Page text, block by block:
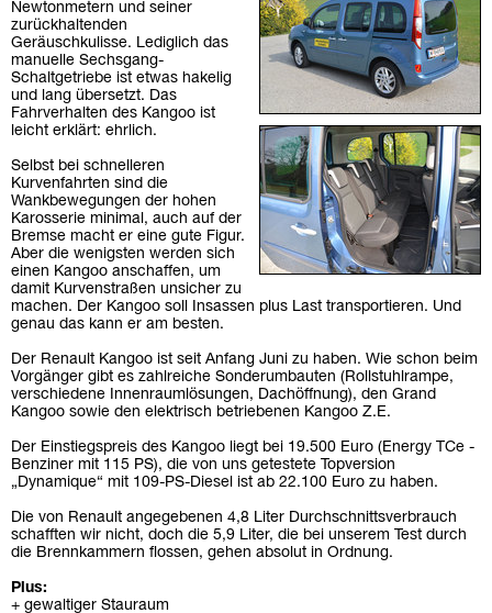
Newtonmetern und seiner
zurückhaltenden
Geräuschkulisse. Lediglich das
manuelle Sechsgang-
Schaltgetriebe ist etwas hakelig
und lang übersetzt. Das
Fahrverhalten des Kangoo ist
leicht erklärt: ehrlich.
Selbst bei schnelleren
Kurvenfahrten sind die
Wankbewegungen der hohen
Karosserie minimal, auch auf der
Bremse macht er eine gute Figur.
Aber die wenigsten werden sich
einen Kangoo anschaffen, um
damit Kurvenstraßen unsicher zu
machen. Der Kangoo soll Insassen plus Last transportieren. Und
genau das kann er am besten.
Der Renault Kangoo ist seit Anfang Juni zu haben. Wie schon beim
Vorgänger gibt es zahlreiche Sonderumbauten (Rollstuhlrampe,
verschiedene Innenraumlösungen, Dachöffnung), den Grand
Kangoo sowie den elektrisch betriebenen Kangoo Z.E.
Der Einstiegspreis des Kangoo liegt bei 19.500 Euro (Energy TCe -
Benziner mit 115 PS), die von uns getestete Topversion
„Dynamique“ mit 109-PS-Diesel ist ab 22.100 Euro zu haben.
Die von Renault angegebenen 4,8 Liter Durchschnittsverbrauch
schafften wir nicht, doch die 5,9 Liter, die bei unserem Test durch
die Brennkammern flossen, gehen absolut in Ordnung.
Plus:
+ gewaltiger Stauraum